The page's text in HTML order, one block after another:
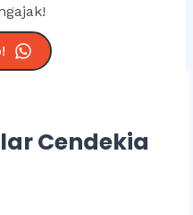
Cendekia